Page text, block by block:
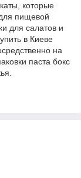
которые
пищевой
для салатов и
в Киеве
на
паста бокс